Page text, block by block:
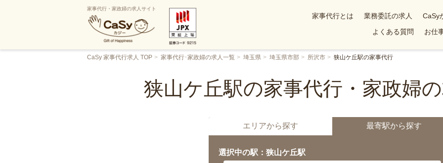
家事代行・家政婦の求人サイト
家事代行とは 業務委託の求人
CaSy
よくある質問
お仕
CaSy 家事代行求人 TOP 家事代行･家政婦の求人一覧 埼玉県 埼玉県市部 所沢市 狭山ケ丘駅の家事代行
狭山ケ丘駅の家事代行・家政婦
エリアから探す 最寄駅から探す
選択中の駅：狭山ケ丘駅